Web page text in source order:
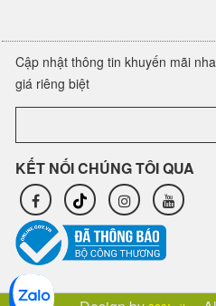
Cập nhật thông tin khuyến mãi
giá riêng biệt
KẾT NỐI CHÚNG TÔI QUA